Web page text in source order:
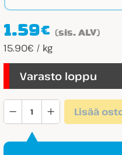
1.59€ (sis. ALV)
15.90€ / kg
Varasto loppu
Mansikkatiili
määrä
Lisää